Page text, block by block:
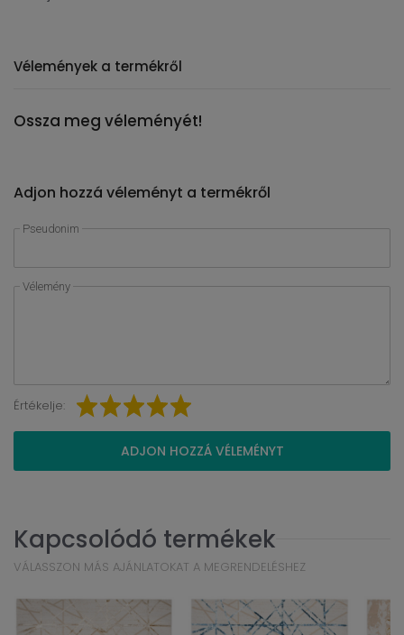
Vélemények a termékről
Ossza meg véleményét!
Adjon hozzá véleményt a termékről
Pseudonim
Vélemény
Értékelje:
ADJON HOZZÁ VÉLEMÉNYT
Kapcsolódó termékek
VÁLASSZON MÁS AJÁNLATOKAT A MEGRENDELÉSHEZ